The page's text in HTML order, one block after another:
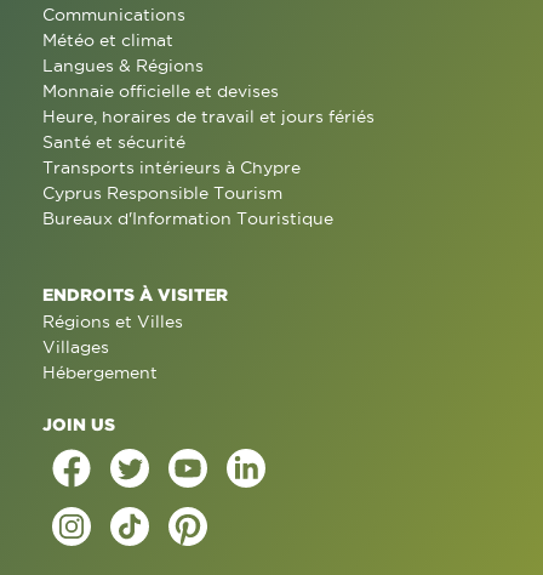
Communications
Météo et climat
Langues & Régions
Monnaie officielle et devises
Heure, horaires de travail et jours fériés
Santé et sécurité
Transports intérieurs à Chypre
Cyprus Responsible Tourism
Bureaux d'Information Touristique
ENDROITS À VISITER
Régions et Villes
Villages
Hébergement
JOIN US